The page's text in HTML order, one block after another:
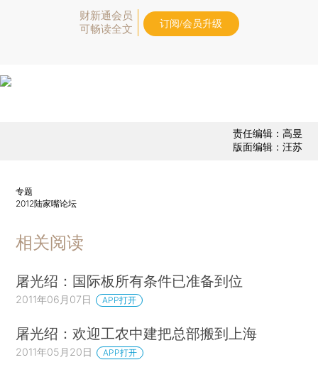
财新通会员
可畅读全文
订阅/会员升级
责任编辑：高昱
版面编辑：汪苏
专题
2012陆家嘴论坛
相关阅读
屠光绍：国际板所有条件已准备到位
2011年06月07日 APP打开
屠光绍：欢迎工农中建把总部搬到上海
2011年05月20日 APP打开